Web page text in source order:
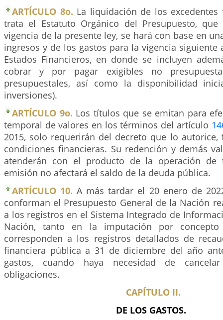
ARTÍCULO 8o. La liquidación de los
trata el Estatuto Orgánico del Presupuesto,
vigencia de la presente ley, se hará con base en
ingresos y de los gastos para la vigencia siguiente
Estados Financieros, en donde se incluyen
cobrar y por pagar exigibles no
presupuestales, así como la disponibilidad
inversiones).
ARTÍCULO 9o. Los títulos que se emitan para
temporal de valores en los términos del artículo
2015, solo requerirán del decreto que lo
condiciones financieras. Su redención y demás
atenderán con el producto de la operación de
emisión no afectará el saldo de la deuda pública.
ARTÍCULO 10. A más tardar el 20 enero de
conforman el Presupuesto General de la Nación
a los registros en el Sistema Integrado de
Nación, tanto en la imputación por
corresponden a los registros detallados de
financiera pública a 31 de diciembre del año
gastos, cuando haya necesidad de
obligaciones.
CAPÍTULO II.
DE LOS GASTOS.